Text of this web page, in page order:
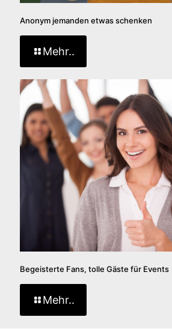
Anonym jemanden etwas schenken
Mehr..
Begeisterte Fans, tolle Gäste für Events
Mehr..